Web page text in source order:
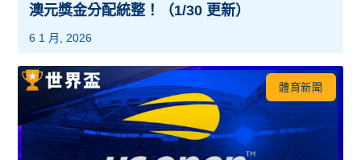
澳元獎金分配統整！（1/30 更新）
6 1 月, 2026
體育新聞